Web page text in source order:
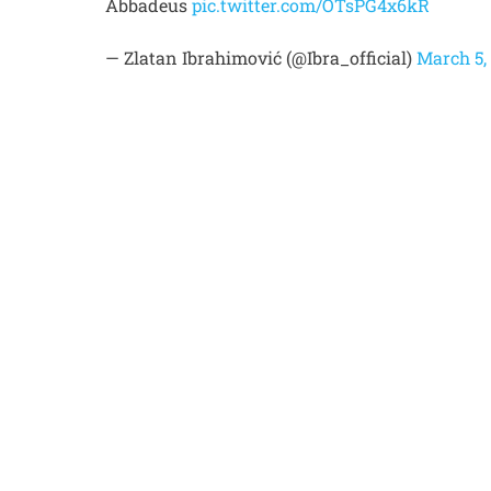
— Zlatan Ibrahimović (@Ibra_official)March 5,